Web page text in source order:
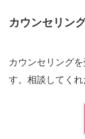
カウンセリン
カウンセリング
す。相談してくれ